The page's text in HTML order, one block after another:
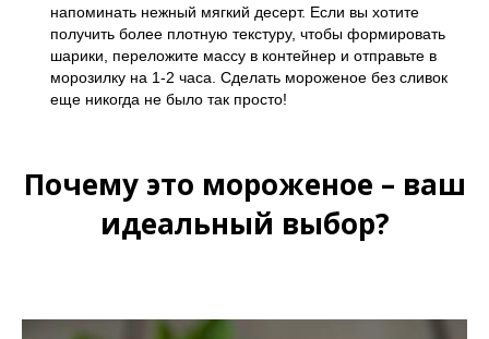
напоминать нежный мягкий десерт. Если вы хотите
получить более плотную текстуру, чтобы формировать
шарики, переложите массу в контейнер и отправьте в
морозилку на 1-2 часа. Сделать мороженое без сливок
еще никогда не было так просто!
Почему это мороженое – ваш
идеальный выбор?